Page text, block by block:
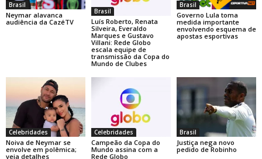
Brasil
Neymar alavanca
audiência da CazéTV
Brasil
Luís Roberto, Renata
Silveira, Everaldo
Marques e Gustavo
Villani: Rede Globo
escala equipe de
transmissão da Copa do
Mundo de Clubes
Brasil
Governo Lula toma
medida importante
envolvendo esquema de
apostas esportivas
Celebridades
Noiva de Neymar se
envolve em polêmica;
veja detalhes
Celebridades
Campeão da Copa do
Mundo assina com a
Rede Globo
Brasil
Justiça nega novo
pedido de Robinho